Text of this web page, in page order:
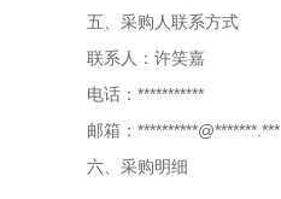
五、采购人联系方式
联系人：许笑嘉
电话：***********
邮箱：**********@*******.***
六、采购明细